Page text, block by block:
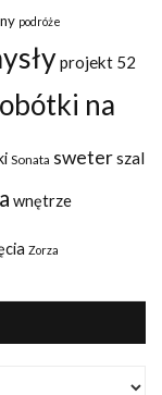
podróże
projekt 52
na
Sonata sweterszal
wnętrze
Zorza